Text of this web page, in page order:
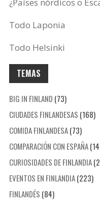
Todo Laponia
Todo Helsinki
TEMAS
BIG IN FINLAND (73)
CIUDADES FINLANDESAS (168)
COMIDA FINLANDESA(73)
COMPARACIÓN CON ESPAÑA
CURIOSIDADES DE FINLANDIA
EVENTOS EN FINLANDIA(223)
FINLANDÉS (84)